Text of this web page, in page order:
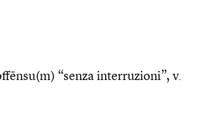
“senza interruzioni”, v.